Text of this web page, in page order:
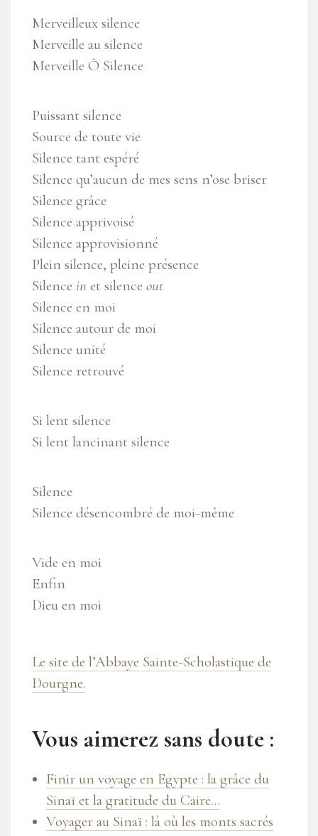
Merveilleux silence
Merveille au silence
Merveille Ô Silence
Puissant silence
Source de toute vie
Silence tant espéré
Silence qu’aucun de mes sens n’ose briser
Silence grâce
Silence apprivoisé
Silence approvisionné
Plein silence, pleine présence
Silence in et silence out
Silence en moi
Silence autour de moi
Silence unité
Silence retrouvé
Si lent silence
Si lent lancinant silence
Silence
Silence désencombré de moi-même
Vide en moi
Enfin
Dieu en moi
Le site de l’Abbaye Sainte-Scholastique de
Dourgne.
Vous aimerez sans doute :
Finir un voyage en Egypte : la grâce du
Sinaï et la gratitude du Caire…
Voyager au Sinaï : là où les monts sacrés